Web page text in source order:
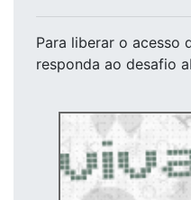
Para liberar o acesso
responda ao desafio